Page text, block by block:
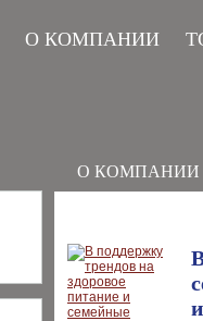
О КОМПАНИИ
О КОМПАНИИ